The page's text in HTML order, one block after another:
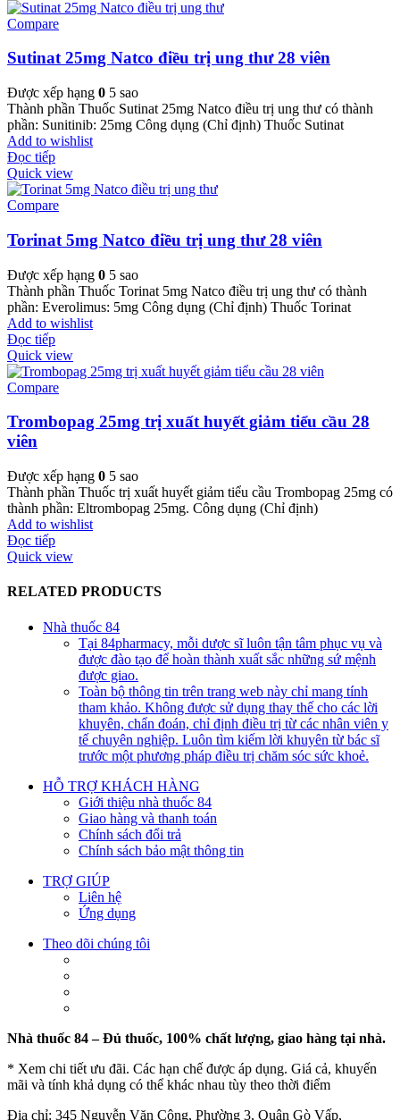
Compare
Sutinat 25mg Natco điều trị ung thư 28 viên
Được xếp hạng 0 5 sao
Thành phần Thuốc Sutinat 25mg Natco điều trị ung thư có thành
phần: Sunitinib: 25mg Công dụng (Chỉ định) Thuốc Sutinat
Add to wishlist
Đọc tiếp
Quick view
Compare
Torinat 5mg Natco điều trị ung thư 28 viên
Được xếp hạng 0 5 sao
Thành phần Thuốc Torinat 5mg Natco điều trị ung thư có thành
phần: Everolimus: 5mg Công dụng (Chỉ định) Thuốc Torinat
Add to wishlist
Đọc tiếp
Quick view
Compare
Trombopag 25mg trị xuất huyết giảm tiểu cầu 28
viên
Được xếp hạng 0 5 sao
Thành phần Thuốc trị xuất huyết giảm tiểu cầu Trombopag 25mg có
thành phần: Eltrombopag 25mg. Công dụng (Chỉ định)
Add to wishlist
Đọc tiếp
Quick view
RELATED PRODUCTS
Nhà thuốc 84
Tại 84pharmacy, mỗi dược sĩ luôn tận tâm phục vụ và
được đào tạo để hoàn thành xuất sắc những sứ mệnh
được giao.
Toàn bộ thông tin trên trang web này chỉ mang tính
tham khảo. Không được sử dụng thay thế cho các lời
khuyên, chẩn đoán, chỉ định điều trị từ các nhân viên y
tế chuyên nghiệp. Luôn tìm kiếm lời khuyên từ bác sĩ
trước một phương pháp điều trị chăm sóc sức khoẻ.
HỖ TRỢ KHÁCH HÀNG
Giới thiệu nhà thuốc 84
Giao hàng và thanh toán
Chính sách đổi trả
Chính sách bảo mật thông tin
TRỢ GIÚP
Liên hệ
Ứng dụng
Theo dõi chúng tôi
Nhà thuốc 84 – Đủ thuốc, 100% chất lượng, giao hàng tại nhà.
* Xem chi tiết ưu đãi. Các hạn chế được áp dụng. Giá cả, khuyến
mãi và tính khả dụng có thể khác nhau tùy theo thời điểm
Địa chỉ: 345 Nguyễn Văn Công, Phường 3, Quận Gò Vấp,